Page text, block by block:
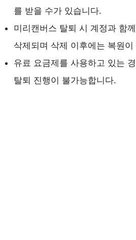
를 받을 수가 있습니다.
미리캔버스 탈퇴 시 계정과 함
삭제되며 삭제 이후에는 복원
유료 요금제를 사용하고 있는
탈퇴 진행이 불가능합니다.